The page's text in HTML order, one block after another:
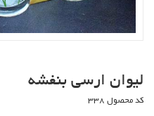
لیوان ارسی بنفشه
کد محصول 338